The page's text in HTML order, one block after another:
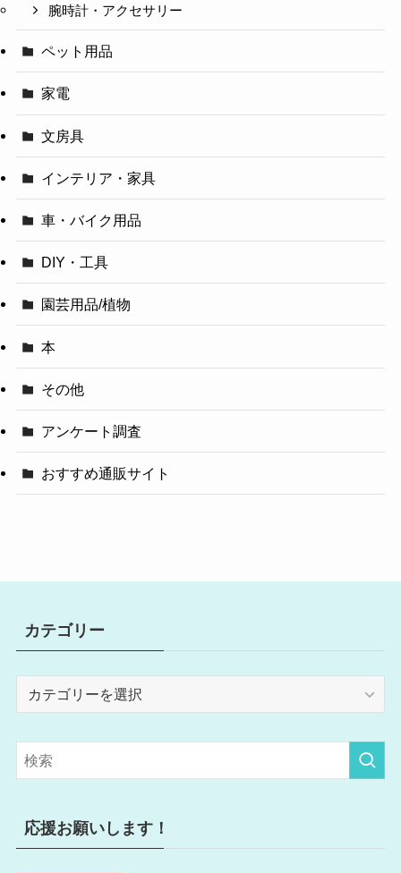
腕時計・アクセサリー
ペット用品
家電
文房具
インテリア・家具
車・バイク用品
DIY・工具
園芸用品/植物
本
その他
アンケート調査
おすすめ通販サイト
カテゴリー
リ
ー
応援お願いします！